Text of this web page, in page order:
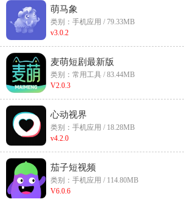
萌马象
类别：手机应用 / 79.33MB
v3.0.2
麦萌短剧最新版
类别：常用工具 / 83.44MB
V2.0.3
心动视界
类别：手机应用 / 18.28MB
v4.2.0
茄子短视频
类别：手机应用 / 114.80MB
V6.0.6